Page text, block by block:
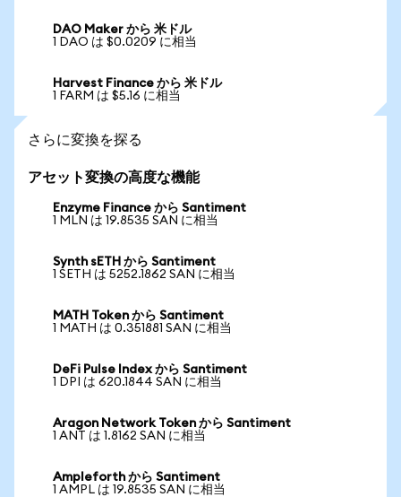
DAO Maker から 米ドル
1 DAO は $0.0209 に相当
Harvest Finance から 米ドル
1 FARM は $5.16 に相当
さらに変換を探る
アセット変換の高度な機能
Enzyme Finance から Santiment
1 MLN は 19.8535 SAN に相当
Synth sETH から Santiment
1 SETH は 5252.1862 SAN に相当
MATH Token から Santiment
1 MATH は 0.351881 SAN に相当
DeFi Pulse Index から Santiment
1 DPI は 620.1844 SAN に相当
Aragon Network Token から Santiment
1 ANT は 1.8162 SAN に相当
Ampleforth から Santiment
1 AMPL は 19.8535 SAN に相当